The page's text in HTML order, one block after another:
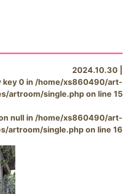
2024.10.30 |
key 0 in /home/xs860490/art-
artroom/single.php on line 15
null in /home/xs860490/art-
artroom/single.php on line 16